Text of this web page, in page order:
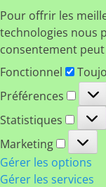
Pour offrir les
technologies nous
consentement
Fonctionnel
Préférences
Statistiques
Marketing
Gérer les options
Gérer les services